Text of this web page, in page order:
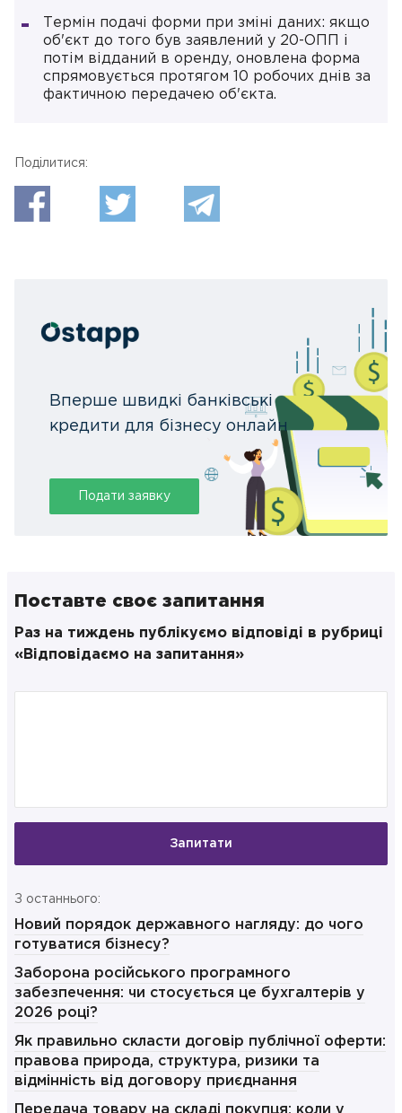
Термін подачі форми при зміні даних: якщо
об'єкт до того був заявлений у 20-ОПП і
потім відданий в оренду, оновлена ​​форма
спрямовується протягом 10 робочих днів за
фактичною передачею об'єкта.
Поділитися:
Вперше швидкі банківські
кредити для бізнесу онлайн
Подати заявку
Поставте своє запитання
Раз на тиждень публікуємо відповіді в рубриці
«Відповідаємо на запитання»
Запитати
З останнього:
Новий порядок державного нагляду: до чого
готуватися бізнесу?
Заборона російського програмного
забезпечення: чи стосується це бухгалтерів у
2026 році?
Як правильно скласти договір публічної оферти:
правова природа, структура, ризики та
відмінність від договору приєднання
Передача товару на складі покупця: коли у